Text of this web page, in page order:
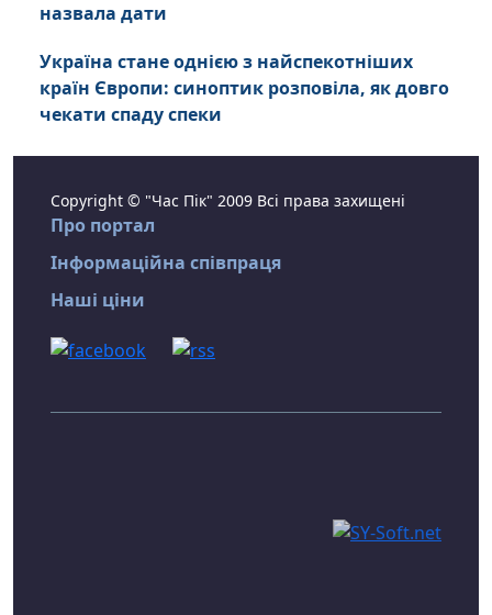
назвала дати
Україна стане однією з найспекотніших
країн Європи: синоптик розповіла, як довго
чекати спаду спеки
Copyright © "Час Пік" 2009 Всі права захищені
Про портал
Інформаційна співпраця
Наші ціни